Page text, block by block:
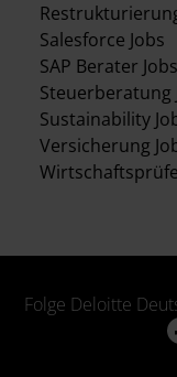
Salesforce Jobs
SAP Berater
Steuerberatung
Sustainability
Versicherung
Folge Deloitte